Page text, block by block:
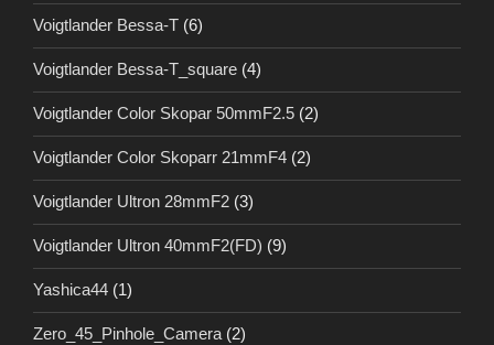
Voigtlander Bessa-T (6)
Voigtlander Bessa-T_square (4)
Voigtlander Color Skopar 50mmF2.5 (2)
Voigtlander Color Skoparr 21mmF4 (2)
Voigtlander Ultron 28mmF2 (3)
Voigtlander Ultron 40mmF2(FD) (9)
Yashica44 (1)
Zero_45_Pinhole_Camera(2)